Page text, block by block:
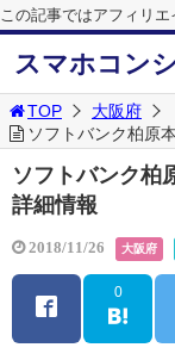
この記事ではアフィリエ
スマホコン
TOP
大阪府
ソフトバンク柏原
ソフトバンク柏
詳細情報
2018/11/26 大阪府
0